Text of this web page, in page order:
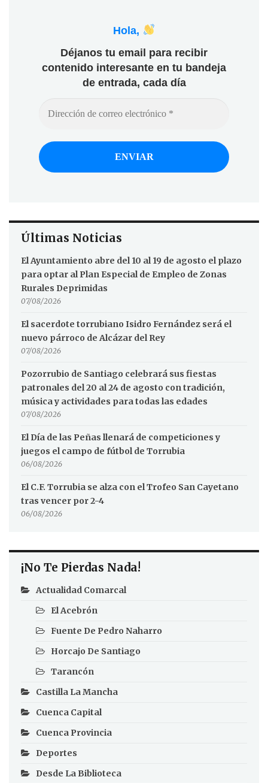
Hola,
Déjanos tu email para recibir
contenido interesante en tu bandeja
de entrada, cada día
Últimas Noticias
El Ayuntamiento abre del 10 al 19 de agosto el plazo
para optar al Plan Especial de Empleo de Zonas
Rurales Deprimidas
07/08/2026
El sacerdote torrubiano Isidro Fernández será el
nuevo párroco de Alcázar del Rey
07/08/2026
Pozorrubio de Santiago celebrará sus fiestas
patronales del 20 al 24 de agosto con tradición,
música y actividades para todas las edades
07/08/2026
El Día de las Peñas llenará de competiciones y
juegos el campo de fútbol de Torrubia
06/08/2026
El C.F. Torrubia se alza con el Trofeo San Cayetano
tras vencer por 2-4
06/08/2026
¡No Te Pierdas Nada!
Actualidad Comarcal
El Acebrón
Fuente De Pedro Naharro
Horcajo De Santiago
Tarancón
Castilla La Mancha
Cuenca Capital
Cuenca Provincia
Deportes
Desde La Biblioteca